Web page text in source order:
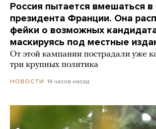
Россия пытается вмешаться
президента Франции. Она
фейки о возможных
маскируясь под местные
От этой кампании пострадали уже
три крупных политика
НОВОСТИ 14 часов назад